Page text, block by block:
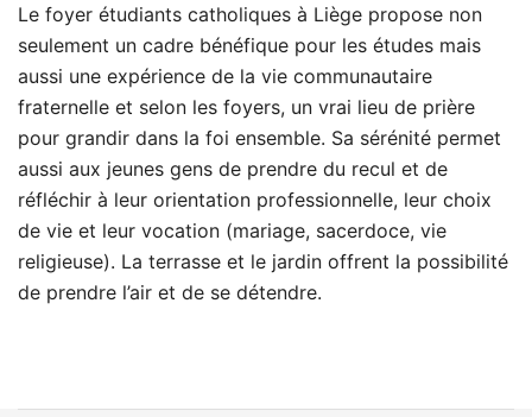
Le foyer étudiants catholiques à Liège propose non
seulement un cadre bénéfique pour les études mais
aussi une expérience de la vie communautaire
fraternelle et selon les foyers, un vrai lieu de prière
pour grandir dans la foi ensemble. Sa sérénité permet
aussi aux jeunes gens de prendre du recul et de
réfléchir à leur orientation professionnelle, leur choix
de vie et leur vocation (mariage, sacerdoce, vie
religieuse). La terrasse et le jardin offrent la possibilité
de prendre l’air et de se détendre.